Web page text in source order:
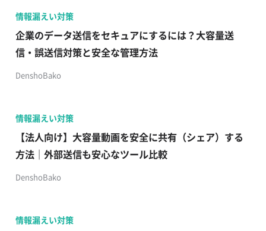
情報漏えい対策
企業のデータ送信をセキュアにするには？大容量送
信・誤送信対策と安全な管理方法
DenshoBako
情報漏えい対策
【法人向け】大容量動画を安全に共有（シェア）する
方法｜外部送信も安心なツール比較
DenshoBako
情報漏えい対策